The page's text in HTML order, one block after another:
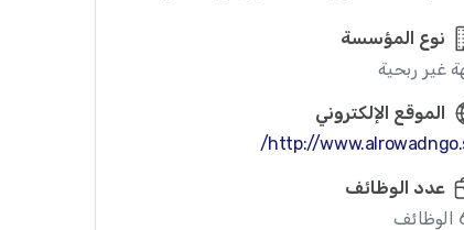
نوع المؤسسة
غير ربحية
الموقع الإلكتروني
http://
عدد الوظائف